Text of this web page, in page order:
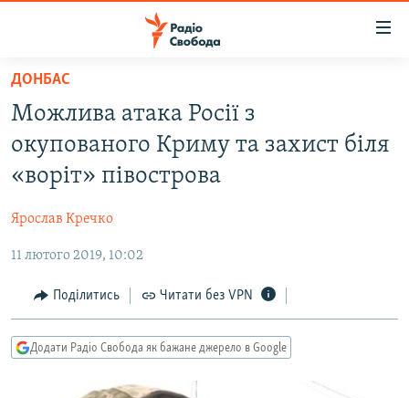
Перейти
основного
матеріалу
Перейти
до
основної
навігації
Перейти
пошуку
СТАТТІ
ЕКОНОМІКА
СУСПІЛЬСТВО
КУЛЬТУРА
УКРАЇНА
РОСІЙСЬКА «ФІЛЬТРАЦІЯ»
ДОНБАС.РЕАЛІЇ
КРИМ.РЕАЛІЇ
СХЕМИ
ПРИАЗОВ’Я
ДОНБАС
Можлива атака Росії з
окупованого Криму та захист біля
«воріт» півострова
Ярослав Кречко
11 лютого 2019, 10:02
Поділитись Читати без VPN
Додати Радіо Свобода як бажане джерело в Google